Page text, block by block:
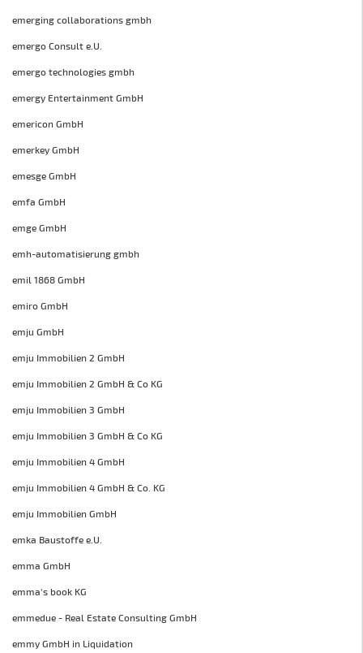
emerging collaborations gmbh
emergo Consult e.U.
emergo technologies gmbh
emergy Entertainment GmbH
emericon GmbH
emerkey GmbH
emesge GmbH
emfa GmbH
emge GmbH
emh-automatisierung gmbh
emil 1868 GmbH
emiro GmbH
emju GmbH
emju Immobilien 2 GmbH
emju Immobilien 2 GmbH & Co KG
emju Immobilien 3 GmbH
emju Immobilien 3 GmbH & Co KG
emju Immobilien 4 GmbH
emju Immobilien 4 GmbH & Co. KG
emju Immobilien GmbH
emka Baustoffe e.U.
emma GmbH
emma's book KG
emmedue - Real Estate Consulting GmbH
emmy GmbH in Liquidation